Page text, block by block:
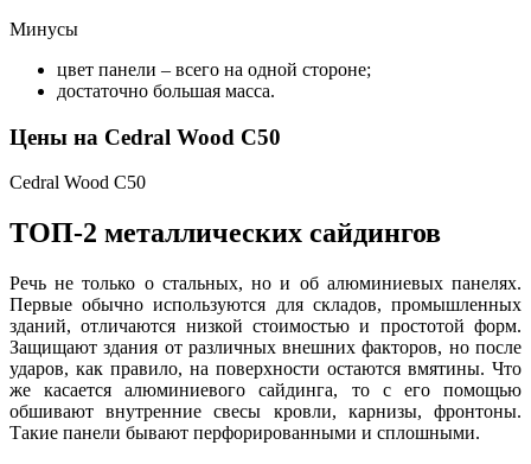
Минусы
цвет панели – всего на одной стороне;
достаточно большая масса.
Цены на Cedral Wood C50
Cedral Wood C50
ТОП-2 металлических сайдингов
Речь не только о стальных, но и об алюминиевых панелях.
Первые обычно используются для складов, промышленных
зданий, отличаются низкой стоимостью и простотой форм.
Защищают здания от различных внешних факторов, но после
ударов, как правило, на поверхности остаются вмятины. Что
же касается алюминиевого сайдинга, то с его помощью
обшивают внутренние свесы кровли, карнизы, фронтоны.
Такие панели бывают перфорированными и сплошными.